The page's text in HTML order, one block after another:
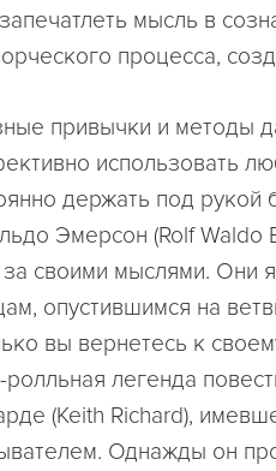
мысль в
процесса,
привычки и методы
использовать
держать под рукой
Эмерсон (Rolf Waldo
за своими мыслями.
опустившимся на
вы вернетесь к
легенда
(Keith Richard),
Однажды он